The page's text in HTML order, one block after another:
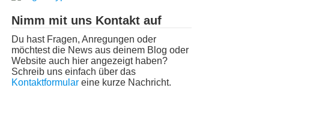
Nimm mit uns Kontakt auf
Du hast Fragen, Anregungen oder
möchtest die News aus deinem Blog oder
Website auch hier angezeigt haben?
Schreib uns einfach über das
Kontaktformular eine kurze Nachricht.